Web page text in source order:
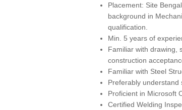
Placement: Site
background in
qualification.
Min. 5 years of
Familiar with drawing,
construction
Familiar with Steel
Preferably understand
Proficient in Microsoft
Certified Welding